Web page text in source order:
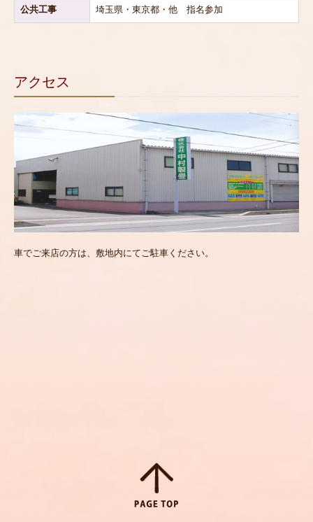
公共工事 埼玉県・東京都・他 指名参加
アクセス
車でご来店の方は、敷地内にてご駐車ください。